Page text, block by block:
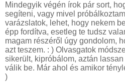
Mindegyik végén írok pár sort,
segíteni, vagy mivel
varázslatok, lehet, hogy nekem
épp fordítva, esetleg te tudsz
magam részéről úgy gondolom,
azt teszem. : ) Olvasgatok
sikerült, kipróbálom, aztán
válik be. Már ahol és amikor
)